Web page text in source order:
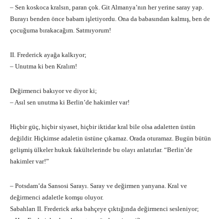
– Sen koskoca kralsın, paran çok. Git Almanya’nın her yerine saray yap.
Burayı benden önce babam işletiyordu. Ona da babasından kalmış, ben de
çocuğuma bırakacağım. Satmıyorum!
II. Frederick ayağa kalkıyor;
– Unutma ki ben Kralım!
Değirmenci bakıyor ve diyor ki;
– Asıl sen unutma ki Berlin’de hakimler var!
Hiçbir güç, hiçbir siyaset, hiçbir iktidar kral bile olsa adaletten üstün
değildir. Hiçkimse adaletin üstüne çıkamaz. Orada oturamaz. Bugün bütün
gelişmiş ülkeler hukuk fakültelerinde bu olayı anlatırlar. “Berlin’de
hakimler var!”
– Potsdam’da Sansosi Sarayı. Saray ve değirmen yanyana. Kral ve
değirmenci adaletle komşu oluyor.
Sabahları II. Frederick arka bahçeye çıktığında değirmenci sesleniyor;